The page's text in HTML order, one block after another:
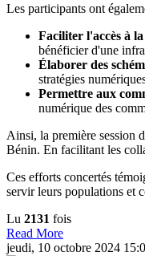
Les participants ont
Faciliter l'accès à
bénéficier d'une
Élaborer des
stratégies
Permettre aux
numérique des
Ainsi, la première session
Bénin. En facilitant les
Ces efforts concertés
servir leurs populations et
Lu 2131 fois
Read More
jeudi, 10 octobre 2024